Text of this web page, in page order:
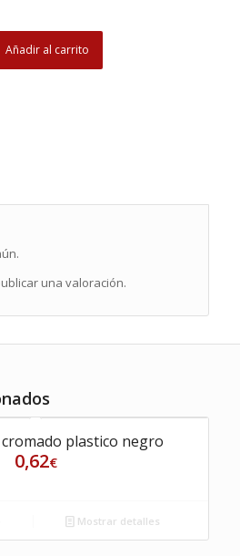
Añadir al carrito
una valoración.
plastico negro
0,62€
Mostrar detalles